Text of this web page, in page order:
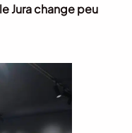
Jura change peu